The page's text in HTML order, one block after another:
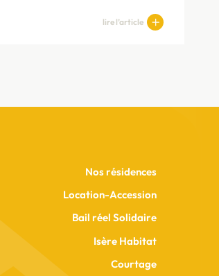
lire l’article
Nos résidences
Location-Accession
Bail réel Solidaire
Isère Habitat
Courtage